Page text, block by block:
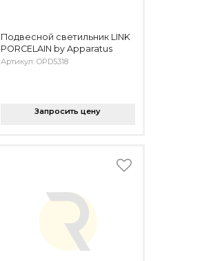
Подвесной светильник LINK
PORCELAIN by Apparatus
Артикул: OPD5318
Запросить цену